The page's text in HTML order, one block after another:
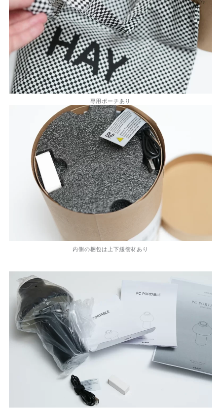
専用ポーチあり
内側の梱包は上下緩衝材あり